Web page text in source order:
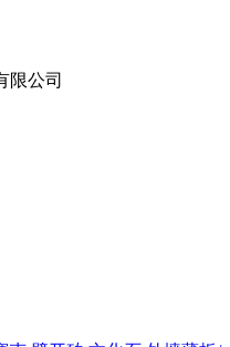
限公司